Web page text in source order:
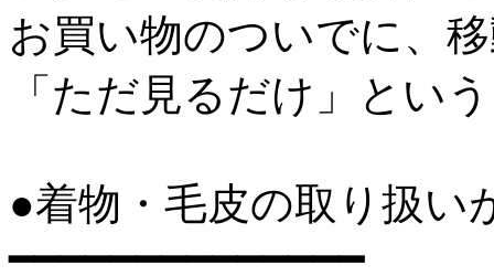
お買い物のついでに、
「ただ見るだけ」とい
●着物・毛皮の取り扱い
━━━━━━━━━━━━━━